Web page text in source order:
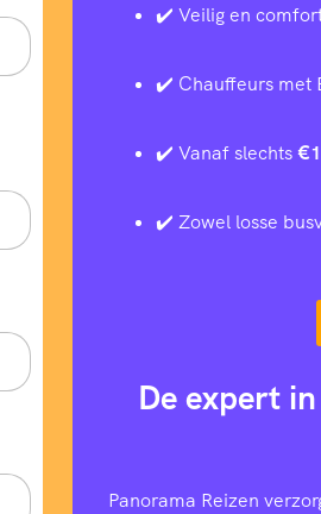
✔️ Veilig en
✔️ Chauffeurs met
✔️ Vanaf slechts
✔️ Zowel losse
De expert
Panorama Reizen